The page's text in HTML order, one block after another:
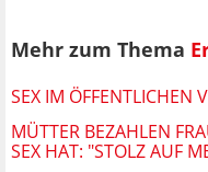
Mehr zum Thema
SEX IM ÖFFENTLICHEN
MÜTTER BEZAHLEN
SEX HAT: "STOLZ AUF